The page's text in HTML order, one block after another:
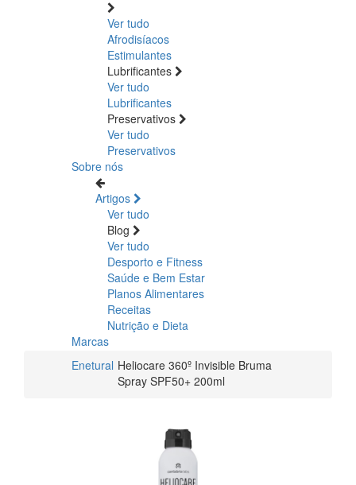
Ver tudo
Afrodisíacos
Estimulantes
Lubrificantes
Ver tudo
Lubrificantes
Preservativos
Ver tudo
Preservativos
Sobre nós
Artigos
Ver tudo
Blog
Ver tudo
Desporto e Fitness
Saúde e Bem Estar
Planos Alimentares
Receitas
Nutrição e Dieta
Marcas
Enetural Heliocare 360º Invisible Bruma
Spray SPF50+ 200ml